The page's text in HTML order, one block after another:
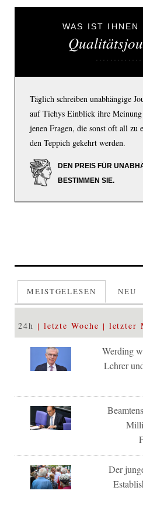
WAS IST IHNEN
Täglich schreiben unabhängige
auf Tichys Einblick ihre
jenen Fragen, die sonst oft all zu
den Teppich gekehrt werden.
DEN PREIS FÜR
BESTIMMEN SIE.
MEISTGELESEN NEU
24h letzte Woche letzter
Werding
Lehrer
Der